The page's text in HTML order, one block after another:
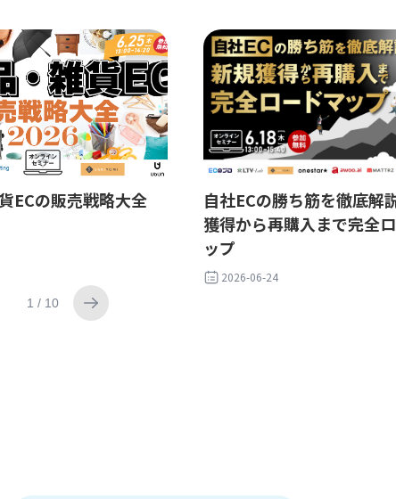
ECの販売戦略大全
自社ECの勝ち筋を徹底解
獲得から再購入まで完全
ップ
2026-06-24
1 / 10